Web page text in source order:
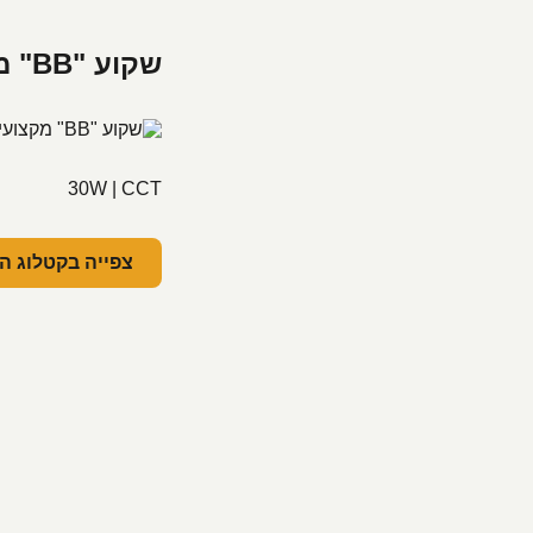
שקוע "BB" מקצועי עגול שחור 30W CCT
30W | CCT
צפייה בקטלוג